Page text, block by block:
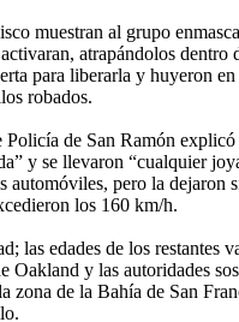
muestran al grupo
atrapándolos dentro
para liberarla y huyeron
robados.
de San Ramón explicó
y se llevaron “cualquier
automóviles, pero la dejaron
los 160 km/h.
las edades de los restantes
Oakland y las autoridades
zona de la Bahía de San